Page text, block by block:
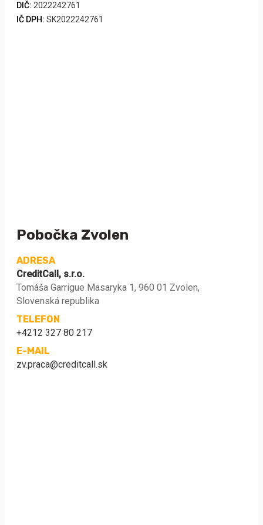
DIČ: 2022242761
IČ DPH: SK2022242761
Pobočka Zvolen
ADRESA
CreditCall, s.r.o.
Tomáša Garrigue Masaryka 1, 960 01 Zvolen,
Slovenská republika
TELEFON
+4212 327 80 217
E-MAIL
zv.praca@creditcall.sk